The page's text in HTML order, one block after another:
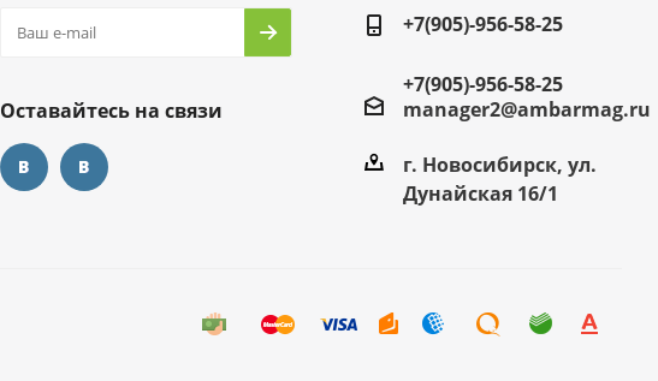
Оставайтесь на связи
+7(905)-956-58-25
+7(905)-956-58-25
manager2@ambarmag.ru
г. Новосибирск, ул.
Дунайская 16/1